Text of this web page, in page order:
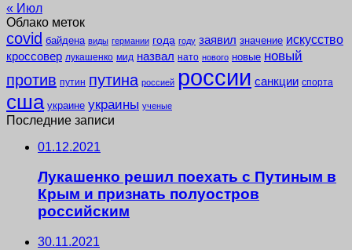
« Июл
Облако меток
covid байдена виды германии года году заявил значение искусство
кроссовер лукашенко мид назвал нато нового новые новый
против путин путина россией россии санкции спорта
сша украине украины ученые
Последние записи
01.12.2021
Лукашенко решил поехать с Путиным в
Крым и признать полуостров
российским
30.11.2021